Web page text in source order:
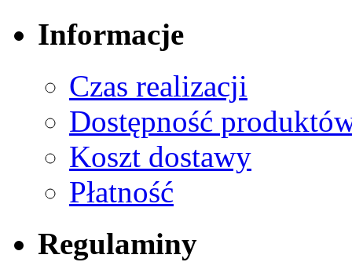
Informacje
Czas realizacji
Dostępność
Koszt dostawy
Płatność
Regulaminy